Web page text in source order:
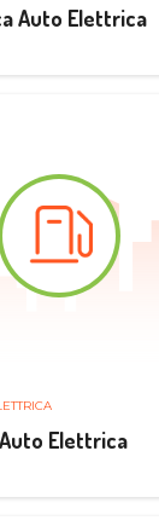
Auto Elettrica
Elettrica